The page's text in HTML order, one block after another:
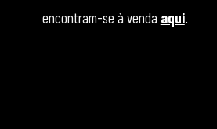
encontram-se à venda aqui.